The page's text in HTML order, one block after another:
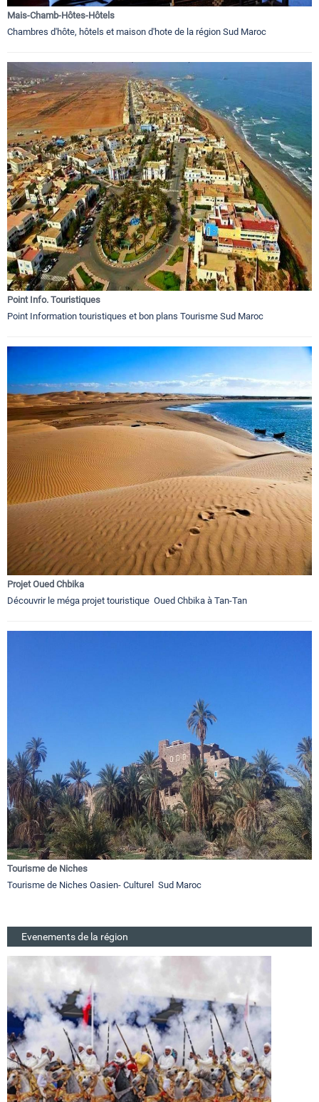
Mais-Chamb-Hôtes-Hôtels
Chambres d'hôte, hôtels et maison d'hote de la région Sud Maroc
Point Info. Touristiques
Point Information touristiques et bon plans Tourisme Sud Maroc
Projet Oued Chbika
Découvrir le méga projet touristique Oued Chbika à Tan-Tan
Tourisme de Niches
Tourisme de Niches Oasien- Culturel Sud Maroc
Evenements de la région